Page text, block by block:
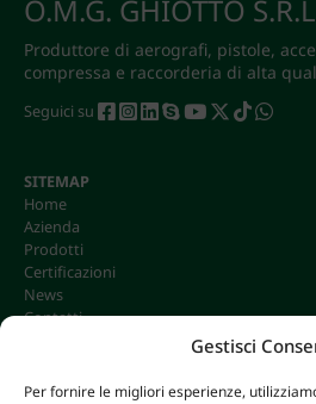
Gestisci
Per fornire le migliori esperienze,
O.M.G. GHIOTTO
Produttore di aerografi, pistole,
compressa e raccorderia di alta
Seguici su
SITEMAP
Home
Azienda
Prodotti
Certificazioni
News
Contatti